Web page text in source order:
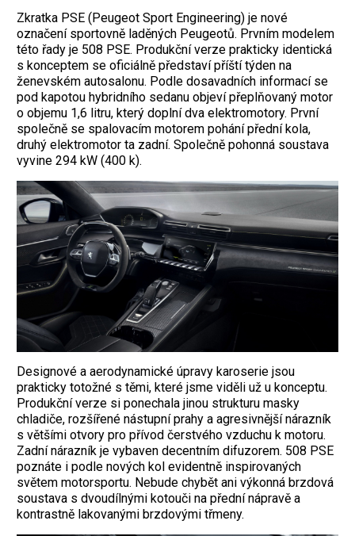
Zkratka PSE (Peugeot Sport Engineering) je nové
označení sportovně laděných Peugeotů. Prvním modelem
této řady je 508 PSE. Produkční verze prakticky identická
s konceptem se oficiálně představí příští týden na
ženevském autosalonu. Podle dosavadních informací se
pod kapotou hybridního sedanu objeví přeplňovaný motor
o objemu 1,6 litru, který doplní dva elektromotory. První
společně se spalovacím motorem pohání přední kola,
druhý elektromotor ta zadní. Společně pohonná soustava
vyvine 294 kW (400 k).
Designové a aerodynamické úpravy karoserie jsou
prakticky totožné s těmi, které jsme viděli už u konceptu.
Produkční verze si ponechala jinou strukturu masky
chladiče, rozšířené nástupní prahy a agresivnější nárazník
s většími otvory pro přívod čerstvého vzduchu k motoru.
Zadní nárazník je vybaven decentním difuzorem. 508 PSE
poznáte i podle nových kol evidentně inspirovaných
světem motorsportu. Nebude chybět ani výkonná brzdová
soustava s dvoudílnými kotouči na přední nápravě a
kontrastně lakovanými brzdovými třmeny.